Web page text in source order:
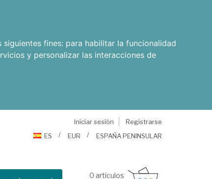
fines: para habilitar la funcionalidad
y personalizar las interacciones de
Iniciar sesión
Registrarse
ES
EUR ESPAÑA PENINSULAR
0 artículos